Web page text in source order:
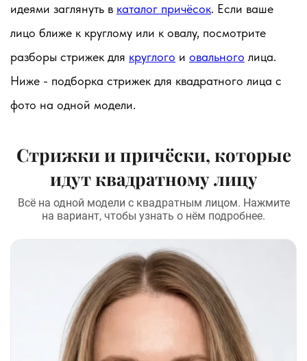
идеями заглянуть в каталог причёсок. Если ваше
лицо ближе к круглому или к овалу, посмотрите
разборы стрижек для круглого и овального лица.
Ниже - подборка стрижек для квадратного лица с
фото на одной модели.
Стрижки и причёски, которые
идут квадратному лицу
Всё на одной модели с квадратным лицом. Нажмите
на вариант, чтобы узнать о нём подробнее.